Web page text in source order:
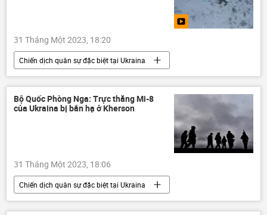
31 Tháng Một 2023, 18:20
Chiến dịch quân sự đặc biệt tại Ukraina
Cuộc khủng hoảng ở Ukraina
Ukraina
Video từ Ukraina
DNR
Sáp nhập DNR, LNR, Zaporozhye và Kherson vào Nga
Bộ Quốc Phòng Nga: Trực thăng Mi-8
của Ukraina bị bắn hạ ở Kherson
31 Tháng Một 2023, 18:06
Chiến dịch quân sự đặc biệt tại Ukraina
Cuộc khủng hoảng ở Ukraina
Ukraina